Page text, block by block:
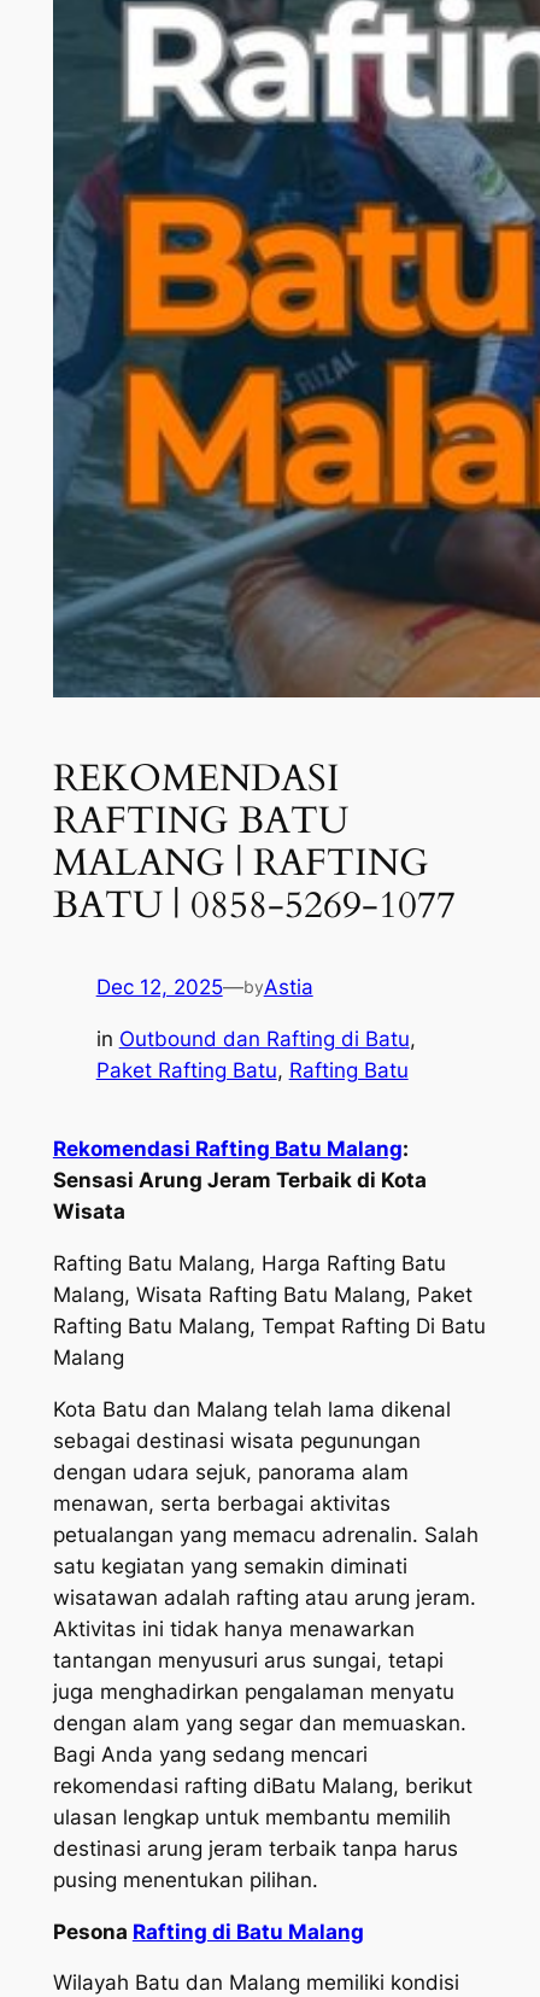
REKOMENDASI
RAFTING BATU
MALANG | RAFTING
BATU | 0858-5269-1077
Dec 12, 2025—byAstia
in Outbound dan Rafting di Batu
Paket Rafting Batu, Rafting Batu
Rekomendasi Rafting Batu Malang:
Sensasi Arung Jeram Terbaik di Kota
Wisata
Rafting Batu Malang, Harga Rafting Batu
Malang, Wisata Rafting Batu Malang, Paket
Rafting Batu Malang, Tempat Rafting Di Batu
Malang
Kota Batu dan Malang telah lama dikenal
sebagai destinasi wisata pegunungan
dengan udara sejuk, panorama alam
menawan, serta berbagai aktivitas
petualangan yang memacu adrenalin. Salah
satu kegiatan yang semakin diminati
wisatawan adalah rafting atau arung jeram.
Aktivitas ini tidak hanya menawarkan
tantangan menyusuri arus sungai, tetapi
juga menghadirkan pengalaman menyatu
dengan alam yang segar dan memuaskan.
Bagi Anda yang sedang mencari
rekomendasi rafting diBatu Malang, berikut
ulasan lengkap untuk membantu memilih
destinasi arung jeram terbaik tanpa harus
pusing menentukan pilihan.
Pesona Rafting di Batu Malang
Wilayah Batu dan Malang memiliki kondisi